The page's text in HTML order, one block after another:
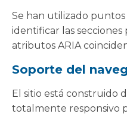
Se han utilizado
identificar las secciones
atributos ARIA
Soporte del
El sitio está construido
totalmente responsivo